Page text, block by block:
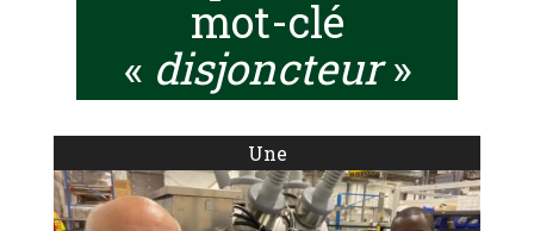
mot-clé
« disjoncteur»
Une